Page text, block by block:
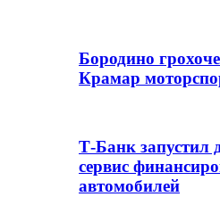
Бородино
Крамар
Т-Банк запустил
сервис
автомобилей